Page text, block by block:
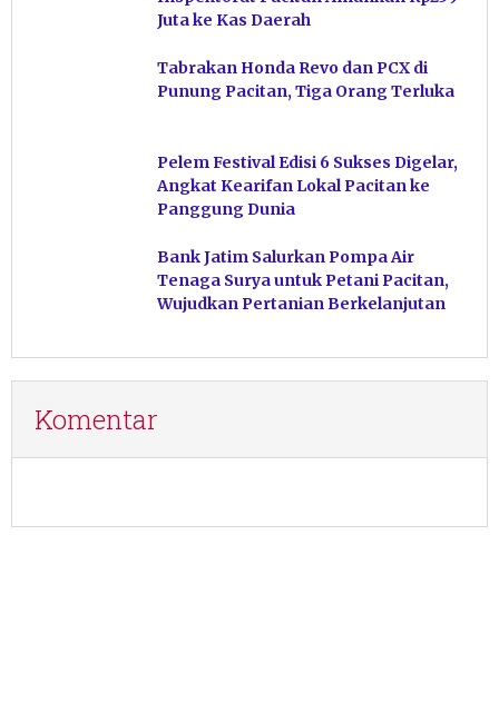
Juta ke Kas Daerah
Tabrakan Honda Revo dan PCX di
Punung Pacitan, Tiga Orang Terluka
Pelem Festival Edisi 6 Sukses Digelar,
Angkat Kearifan Lokal Pacitan ke
Panggung Dunia
Bank Jatim Salurkan Pompa Air
Tenaga Surya untuk Petani Pacitan,
Wujudkan Pertanian Berkelanjutan
Komentar